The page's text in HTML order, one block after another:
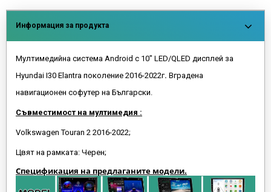
Информация за продукта
Мултимедийна система Android с 10" LED/QLED дисплей за
Hyundai I30 Elantra поколение 2016-2022г. Вградена
навигационен софутер на Български.
Съвместимост на мултимедия :
Volkswagen Touran 2 2016-2022;
Цвят на рамката: Черен;
Спецификация на предлаганите модели.